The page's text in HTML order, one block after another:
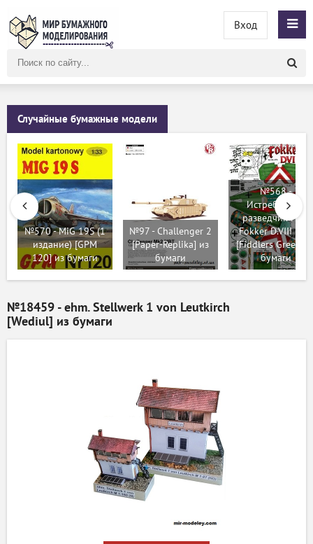
сайту
Вход
Случайные бумажные модели
№570 - MiG 19S (1
издание) [GPM
120] из бумаги
№97 - Challenger 2
[Paper-Replika] из
бумаги
№568 -
Истребитель-
разведчик ПМВ
Fokker D.VIII (Е.V)
[Fiddlers Green]
бумаги
№18459 - ehm. Stellwerk 1 von Leutkirch
[Wediul] из бумаги